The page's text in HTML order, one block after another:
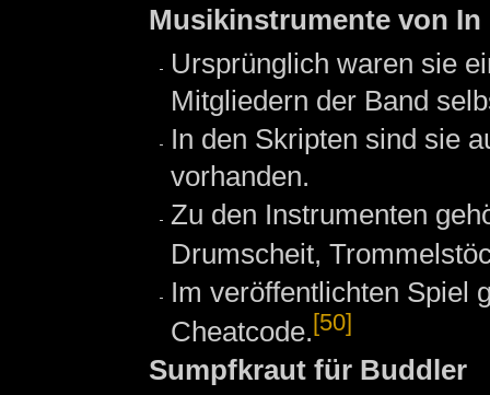
Musikinstrumente von In
Ursprünglich waren sie
Mitgliedern der Band
In den Skripten sind sie
vorhanden.
Zu den Instrumenten
Drumscheit,
Im veröffentlichten Spiel
Cheatcode. [50]
Sumpfkraut für Buddler